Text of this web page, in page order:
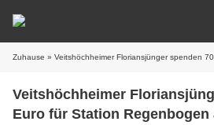
Zuhause » Veitshöchheimer Floriansjünger spenden 700 Euro für Station
Veitshöchheimer
Euro für Station Regenbogen